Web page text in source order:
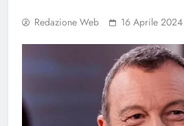
Redazione Web 16 Aprile 2024